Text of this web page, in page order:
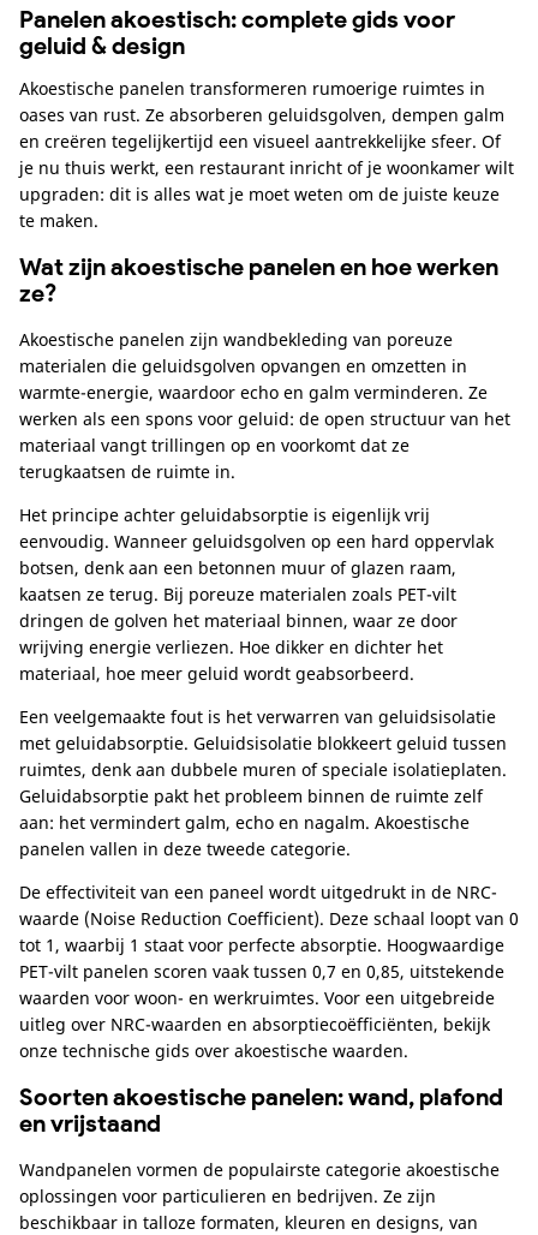
Panelen akoestisch: complete gids voor
geluid & design
Akoestische panelen transformeren rumoerige ruimtes in
oases van rust. Ze absorberen geluidsgolven, dempen galm
en creëren tegelijkertijd een visueel aantrekkelijke sfeer. Of
je nu thuis werkt, een restaurant inricht of je woonkamer wilt
upgraden: dit is alles wat je moet weten om de juiste keuze
te maken.
Wat zijn akoestische panelen en hoe werken
ze?
Akoestische panelen zijn wandbekleding van poreuze
materialen die geluidsgolven opvangen en omzetten in
warmte-energie, waardoor echo en galm verminderen. Ze
werken als een spons voor geluid: de open structuur van het
materiaal vangt trillingen op en voorkomt dat ze
terugkaatsen de ruimte in.
Het principe achter geluidabsorptie is eigenlijk vrij
eenvoudig. Wanneer geluidsgolven op een hard oppervlak
botsen, denk aan een betonnen muur of glazen raam,
kaatsen ze terug. Bij poreuze materialen zoals PET-vilt
dringen de golven het materiaal binnen, waar ze door
wrijving energie verliezen. Hoe dikker en dichter het
materiaal, hoe meer geluid wordt geabsorbeerd.
Een veelgemaakte fout is het verwarren van geluidsisolatie
met geluidabsorptie. Geluidsisolatie blokkeert geluid tussen
ruimtes, denk aan dubbele muren of speciale isolatieplaten.
Geluidabsorptie pakt het probleem binnen de ruimte zelf
aan: het vermindert galm, echo en nagalm. Akoestische
panelen vallen in deze tweede categorie.
De effectiviteit van een paneel wordt uitgedrukt in de NRC-
waarde (Noise Reduction Coefficient). Deze schaal loopt van 0
tot 1, waarbij 1 staat voor perfecte absorptie. Hoogwaardige
PET-vilt panelen scoren vaak tussen 0,7 en 0,85, uitstekende
waarden voor woon- en werkruimtes. Voor een uitgebreide
uitleg over NRC-waarden en absorptiecoëfficiënten, bekijk
onze technische gids over akoestische waarden.
Soorten akoestische panelen: wand, plafond
en vrijstaand
Wandpanelen vormen de populairste categorie akoestische
oplossingen voor particulieren en bedrijven. Ze zijn
beschikbaar in talloze formaten, kleuren en designs, van